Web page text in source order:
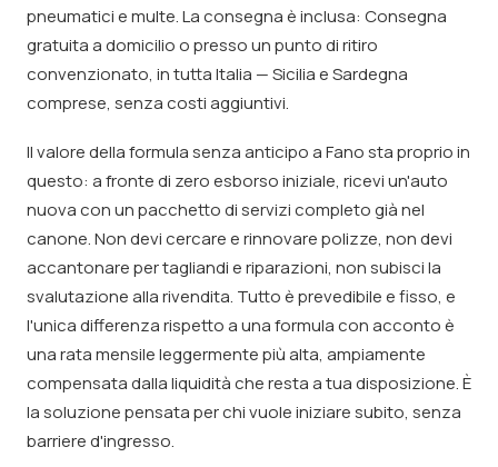
pneumatici e multe. La consegna è inclusa: Consegna
gratuita a domicilio o presso un punto di ritiro
convenzionato, in tutta Italia — Sicilia e Sardegna
comprese, senza costi aggiuntivi.
Il valore della formula senza anticipo a Fano sta proprio in
questo: a fronte di zero esborso iniziale, ricevi un'auto
nuova con un pacchetto di servizi completo già nel
canone. Non devi cercare e rinnovare polizze, non devi
accantonare per tagliandi e riparazioni, non subisci la
svalutazione alla rivendita. Tutto è prevedibile e fisso, e
l'unica differenza rispetto a una formula con acconto è
una rata mensile leggermente più alta, ampiamente
compensata dalla liquidità che resta a tua disposizione. È
la soluzione pensata per chi vuole iniziare subito, senza
barriere d'ingresso.